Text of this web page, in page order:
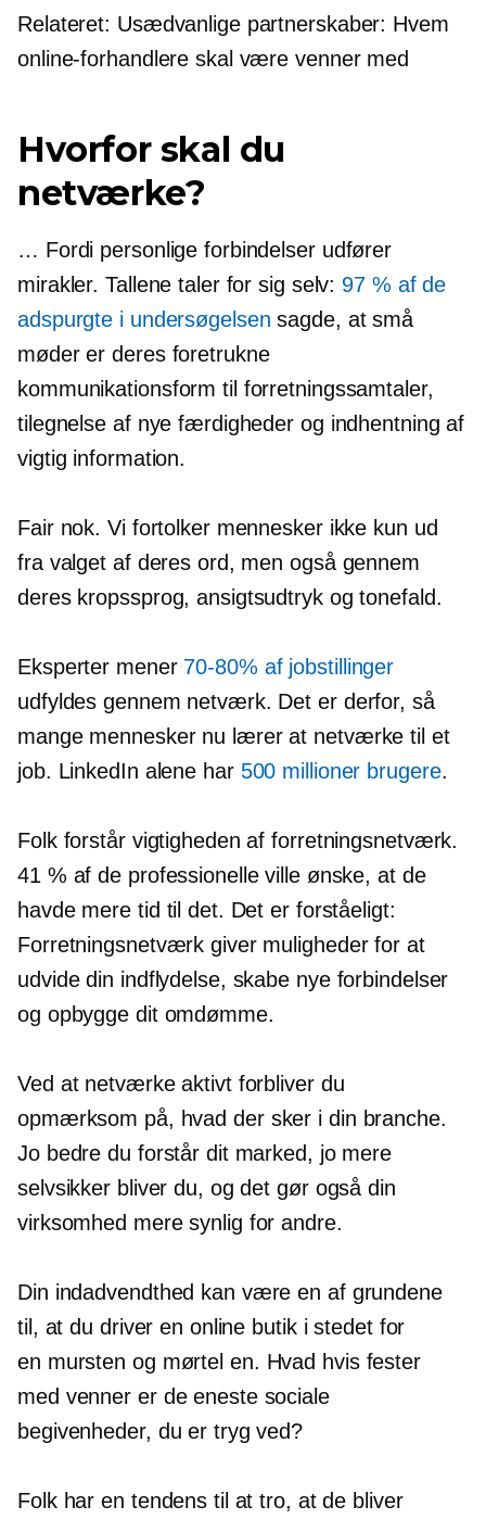
Relateret: Usædvanlige partnerskaber: Hvem
online-forhandlere skal være venner med
Hvorfor skal du
netværke?
… Fordi personlige forbindelser udfører
mirakler. Tallene taler for sig selv: 97 % af de
adspurgte i undersøgelsen sagde, at små
møder er deres foretrukne
kommunikationsform til forretningssamtaler,
tilegnelse af nye færdigheder og indhentning af
vigtig information.
Fair nok. Vi fortolker mennesker ikke kun ud
fra valget af deres ord, men også gennem
deres kropssprog, ansigtsudtryk og tonefald.
Eksperter mener 70-80% af jobstillinger
udfyldes gennem netværk. Det er derfor, så
mange mennesker nu lærer at netværke til et
job. LinkedIn alene har 500 millioner brugere.
Folk forstår vigtigheden af ​​forretningsnetværk.
41 % af de professionelle ville ønske, at de
havde mere tid til det. Det er forståeligt: ​​
Forretningsnetværk giver muligheder for at
udvide din indflydelse, skabe nye forbindelser
og opbygge dit omdømme.
Ved at netværke aktivt forbliver du
opmærksom på, hvad der sker i din branche.
Jo bedre du forstår dit marked, jo mere
selvsikker bliver du, og det gør også din
virksomhed mere synlig for andre.
Din indadvendthed kan være en af ​​grundene
til, at du driver en online butik i stedet for
en mursten og mørtel en. Hvad hvis fester
med venner er de eneste sociale
begivenheder, du er tryg ved?
Folk har en tendens til at tro, at de bliver